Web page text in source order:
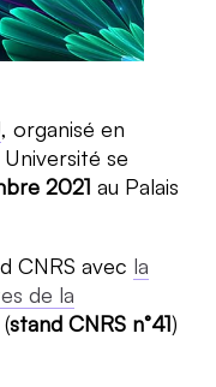
, organisé en
se
2021 au Palais
CNRS avec la
de la
(stand CNRS n°41)